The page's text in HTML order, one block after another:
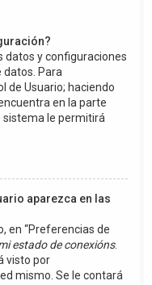
datos y configuraciones
datos. Para
de Usuario; haciendo
en la parte
sistema le permitirá
aparezca en las
en “Preferencias de
estado de conexións.
visto por
mismo. Se le contará